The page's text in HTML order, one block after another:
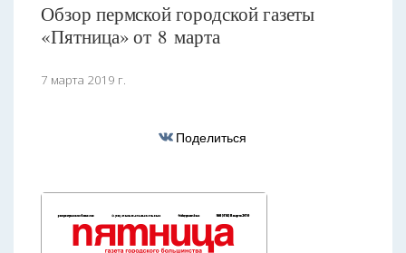
Обзор пермской городской газеты
«Пятница» от 8 марта
7 марта 2019 г.
Поделиться